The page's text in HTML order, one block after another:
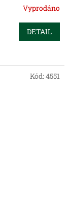
Vyprodáno
DETAIL
Kód:4551